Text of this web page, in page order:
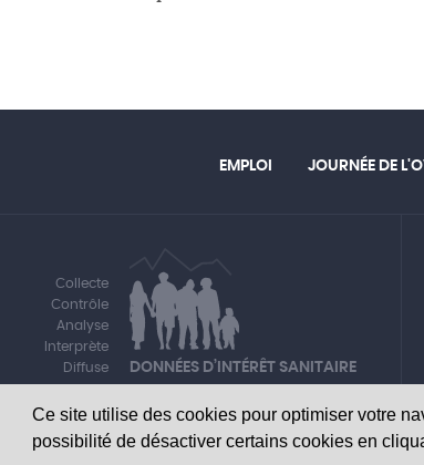
Ce site utilise des cookies pour optimiser votre
possibilité de désactiver certains cookies en
EMPLOI JOURNÉE DE
Collecte
Contrôle
Analyse
Interprète
Diffuse
DONNÉES D’INTÉRÊT SANITAIRE